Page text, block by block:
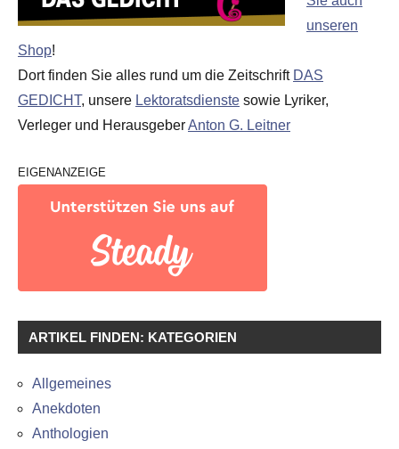
unseren
Shop!
Dort finden Sie alles rund um die Zeitschrift DAS
GEDICHT, unsere Lektoratsdienste sowie Lyriker,
Verleger und HerausgeberAnton G. Leitner
EIGENANZEIGE
ARTIKEL FINDEN: KATEGORIEN
Allgemeines
Anekdoten
Anthologien